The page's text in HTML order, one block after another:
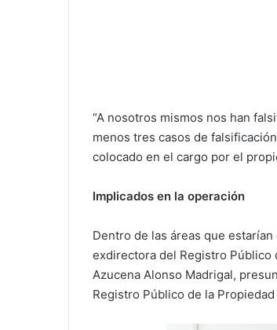
“A nosotros mismos nos han
menos tres casos de
colocado en el cargo por el
Implicados en la operación
Dentro de las áreas que
exdirectora del Registro Público
Azucena Alonso Madrigal,
Registro Público de la